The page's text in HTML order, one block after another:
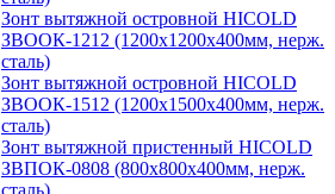
Зонт вытяжной островной HICOLD
ЗВООК-1212 (1200x1200x400мм, нерж.
сталь)
Зонт вытяжной островной HICOLD
ЗВООК-1512 (1200х1500х400мм, нерж.
сталь)
Зонт вытяжной пристенный HICOLD
ЗВПОК-0808 (800х800х400мм, нерж.
сталь)